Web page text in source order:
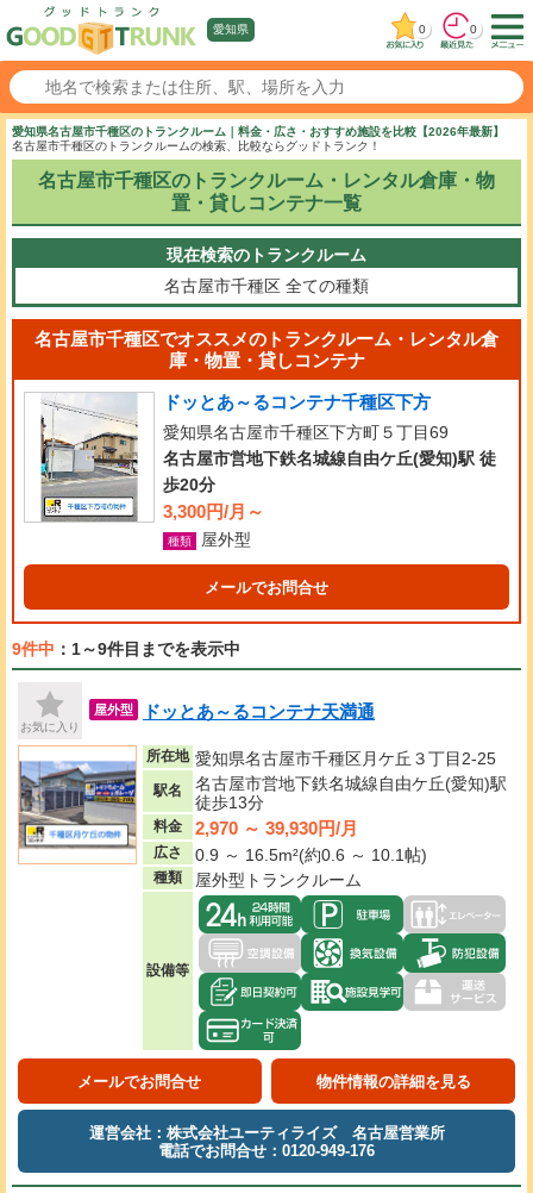
愛知県 0 0
愛知県名古屋市千種区のトランクルーム｜料金・広さ・おすすめ施設を比較【2026年最新】
名古屋市千種区のトランクルームの検索、比較ならグッドトランク！
名古屋市千種区のトランクルーム・レンタル倉庫・物
置・貸しコンテナ一覧
現在検索のトランクルーム
名古屋市千種区 全ての種類
名古屋市千種区でオススメのトランクルーム・レンタル倉
庫・物置・貸しコンテナ
ドッとあ～るコンテナ千種区下方
愛知県名古屋市千種区下方町５丁目69
名古屋市営地下鉄名城線自由ケ丘(愛知)駅 徒
歩20分
3,300円/月～
種類 屋外型
メールでお問合せ
9件中 ：1～9件目までを表示中
お気に入り
屋外型 ドッとあ～るコンテナ天満通
所在地 愛知県名古屋市千種区月ケ丘３丁目2-25
駅名
名古屋市営地下鉄名城線自由ケ丘(愛知)駅
徒歩13分
料金 2,970 ～ 39,930円/月
広さ 0.9 ～ 16.5m²(約0.6 ～ 10.1帖)
種類 屋外型トランクルーム
設備等
メールでお問合せ 物件情報の詳細を見る
運営会社：株式会社ユーティライズ 名古屋営業所
電話でお問合せ：0120-949-176